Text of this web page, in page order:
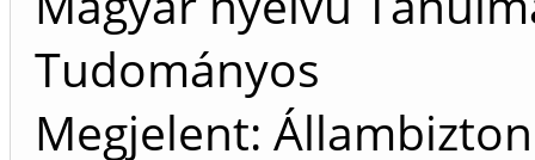
Tudományos
Megjelent: